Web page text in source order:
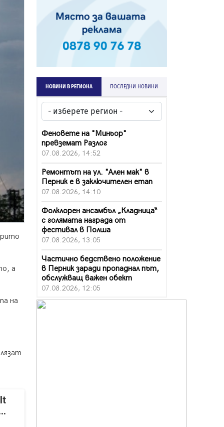
а
на
НОВИНИ В РЕГИОНА ПОСЛЕДНИ НОВИНИ
Феновете на "Миньор"
превземат Разлог
07.08.2026, 14:52
Ремонтът на ул. "Ален мак" в
Перник е в заключителен етап
07.08.2026, 14:10
Фолклорен ансамбъл „Кладница“
с голямата награда от
фестивал в Полша
07.08.2026, 13:05
Частично бедствено положение
в Перник заради пропаднал път,
обслужващ важен обект
07.08.2026, 12:05
Да отговорим на жегите с филм